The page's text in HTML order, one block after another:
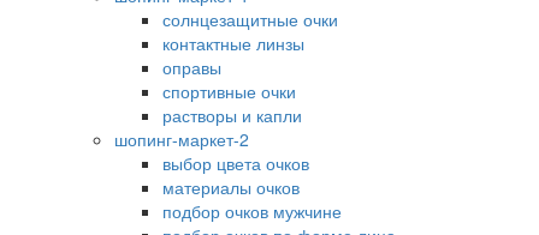
солнцезащитные очки
контактные линзы
оправы
спортивные очки
растворы и капли
шопинг-маркет-2
выбор цвета очков
материалы очков
подбор очков мужчине